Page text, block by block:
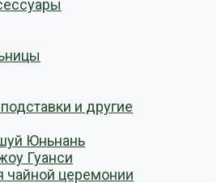
и другие
Юньнань
Гуанси
церемонии